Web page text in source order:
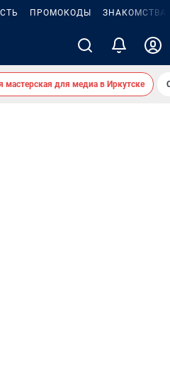
ПРОМОКОДЫ ЗНАКОМСТВА
мастерская для медиа в Иркутске